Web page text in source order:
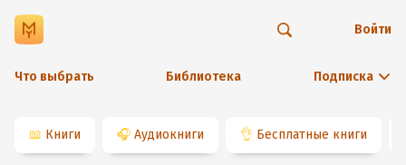
Что выбрать Библиотека Подписка
Войти
📖 Книги 🎧 Аудиокниги 👌 Бесплатные книги